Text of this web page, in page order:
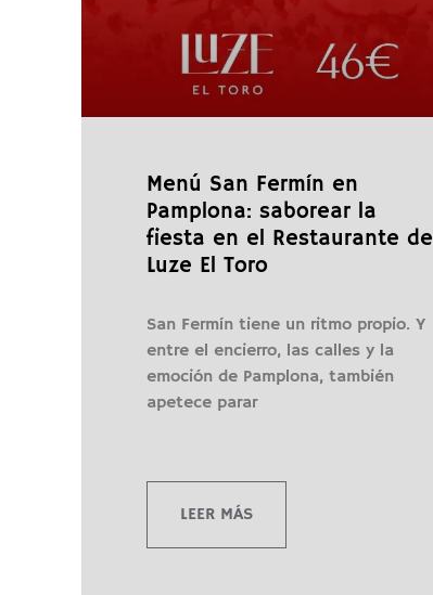
Menú San Fermín en
Pamplona: saborear la
fiesta en el Restaurante de
Luze El Toro
San Fermín tiene un ritmo propio. Y
entre el encierro, las calles y la
emoción de Pamplona, también
apetece parar
LEER MÁS